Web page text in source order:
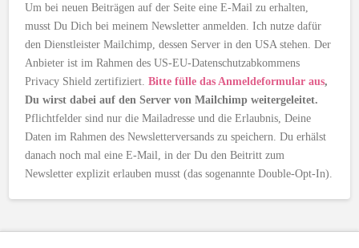
Um bei neuen Beiträgen auf der Seite eine E-Mail zu erhalten,
musst Du Dich bei meinem Newsletter anmelden. Ich nutze dafür
den Dienstleister Mailchimp, dessen Server in den USA stehen. Der
Anbieter ist im Rahmen des US-EU-Datenschutzabkommens
Privacy Shield zertifiziert.Bitte fülle das Anmeldeformular aus,
Du wirst dabei auf den Server von Mailchimp weitergeleitet.
Pflichtfelder sind nur die Mailadresse und die Erlaubnis, Deine
Daten im Rahmen des Newsletterversands zu speichern. Du erhälst
danach noch mal eine E-Mail, in der Du den Beitritt zum
Newsletter explizit erlauben musst (das sogenannte Double-Opt-In).